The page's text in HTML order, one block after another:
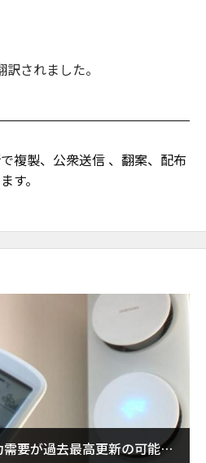
されました。
複製、公衆送信 、翻案、配布
す。
要が過去最高更新の可能性